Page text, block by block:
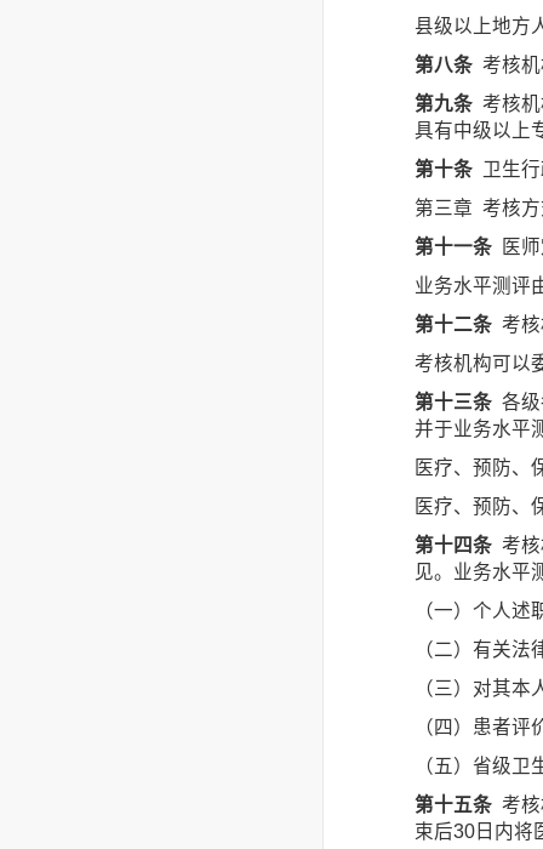
县级以上地方
第八条 考核
第九条 考核
具有中级以上
第十条 卫生
第三章 考核
第十一条
医
业务水平测评
第十二条 考
考核机构可以
第十三条 各
并于业务水平
医疗、预防、
医疗、预防、
第十四条 考
见。业务水平
（一）个人述
（二）有关
（三）对其
（四）患者评
（五）省级
第十五条 考
束后30日内将